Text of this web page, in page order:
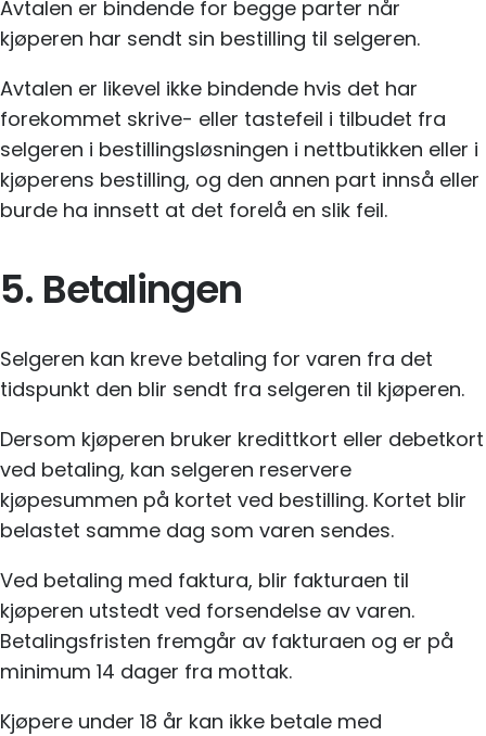
Avtalen er bindende for begge parter når
kjøperen har sendt sin bestilling til selgeren.
Avtalen er likevel ikke bindende hvis det har
forekommet skrive- eller tastefeil i tilbudet fra
selgeren i bestillingsløsningen i nettbutikken eller i
kjøperens bestilling, og den annen part innså eller
burde ha innsett at det forelå en slik feil.
5. Betalingen
Selgeren kan kreve betaling for varen fra det
tidspunkt den blir sendt fra selgeren til kjøperen.
Dersom kjøperen bruker kredittkort eller debetkort
ved betaling, kan selgeren reservere
kjøpesummen på kortet ved bestilling. Kortet blir
belastet samme dag som varen sendes.
Ved betaling med faktura, blir fakturaen til
kjøperen utstedt ved forsendelse av varen.
Betalingsfristen fremgår av fakturaen og er på
minimum 14 dager fra mottak.
Kjøpere under 18 år kan ikke betale med